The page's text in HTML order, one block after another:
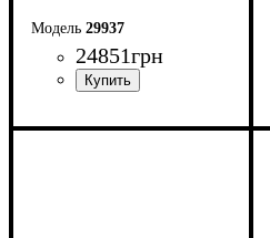
29937
24851грн
Ширина: 240 см